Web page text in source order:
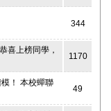
344
喜上榜同學，
1170
模！ 本校蟬聯
49